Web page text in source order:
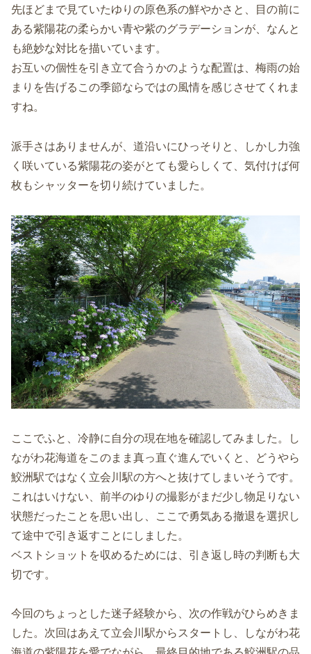
先ほどまで見ていたゆりの原色系の鮮やかさと、目の前に
ある紫陽花の柔らかい青や紫のグラデーションが、なんと
も絶妙な対比を描いています。
お互いの個性を引き立て合うかのような配置は、梅雨の始
まりを告げるこの季節ならではの風情を感じさせてくれま
すね。
派手さはありませんが、道沿いにひっそりと、しかし力強
く咲いている紫陽花の姿がとても愛らしくて、気付けば何
枚もシャッターを切り続けていました。
ここでふと、冷静に自分の現在地を確認してみました。し
ながわ花海道をこのまま真っ直ぐ進んでいくと、どうやら
鮫洲駅ではなく立会川駅の方へと抜けてしまいそうです。
これはいけない、前半のゆりの撮影がまだ少し物足りない
状態だったことを思い出し、ここで勇気ある撤退を選択し
て途中で引き返すことにしました。
ベストショットを収めるためには、引き返し時の判断も大
切です。
今回のちょっとした迷子経験から、次の作戦がひらめきま
した。次回はあえて立会川駅からスタートし、しながわ花